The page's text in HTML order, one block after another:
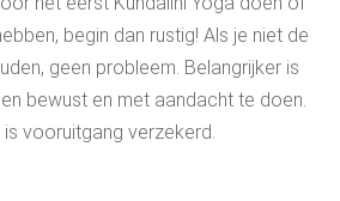
begin dan rustig! Als je niet de
geen probleem. Belangrijker is
bewust en met aandacht te doen.
is vooruitgang verzekerd.